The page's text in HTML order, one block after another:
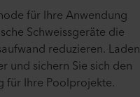
für Ihre Anwendung
Schweissgeräte die
reduzieren. Laden
und sichern Sie sich den
für Ihre Poolprojekte.